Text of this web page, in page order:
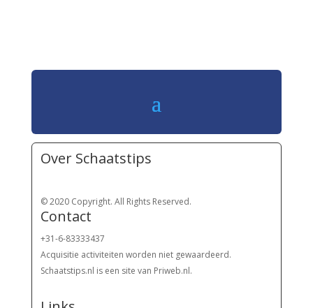
Over Schaatstips
© 2020 Copyright. All Rights Reserved.
Contact
+31-6-83333437
Acquisitie activiteiten worden niet gewaardeerd.
Schaatstips.nl is een site van Priweb.nl.